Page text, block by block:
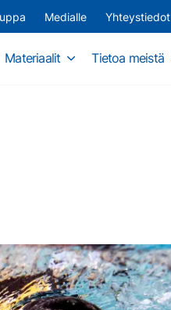
Medialle Yhteystiedot
Materiaalit Tietoa meistä